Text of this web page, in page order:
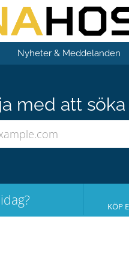
Nyheter & Meddelanden
med att
KÖP